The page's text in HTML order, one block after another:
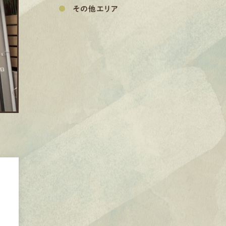
その他エリア